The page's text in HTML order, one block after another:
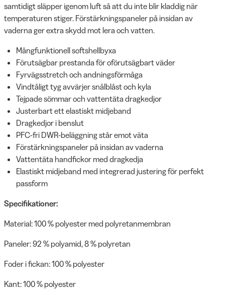
samtidigt släpper igenom luft så att du inte blir kladdig när
temperaturen stiger. Förstärkningspaneler på insidan av
vaderna ger extra skydd mot lera och vatten.
Mångfunktionell softshellbyxa
Förutsägbar prestanda för oförutsägbart väder
Fyrvägsstretch och andningsförmåga
Vindtåligt tyg avvärjer snålblåst och kyla
Tejpade sömmar och vattentäta dragkedjor
Justerbart ett elastiskt midjeband
Dragkedjor i benslut
PFC-fri DWR-beläggning står emot väta
Förstärkningspaneler på insidan av vaderna
Vattentäta handfickor med dragkedja
Elastiskt midjeband med integrerad justering för perfekt
passform
Specifikationer:
Material: 100 % polyester med polyretanmembran
Paneler: 92 % polyamid, 8 % polyretan
Foder i fickan: 100 % polyester
Kant: 100 % polyester